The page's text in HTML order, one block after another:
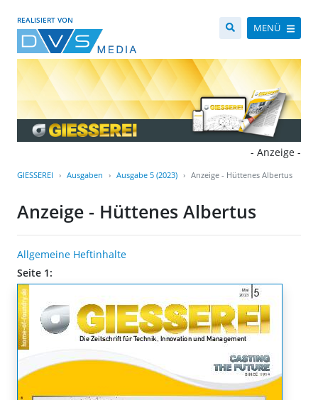
REALISIERT VON
MENÜ
- Anzeige -
GIESSEREI Ausgaben Ausgabe 5 (2023) Anzeige - Hüttenes Albertus
Anzeige - Hüttenes Albertus
Allgemeine Heftinhalte
Seite 1: